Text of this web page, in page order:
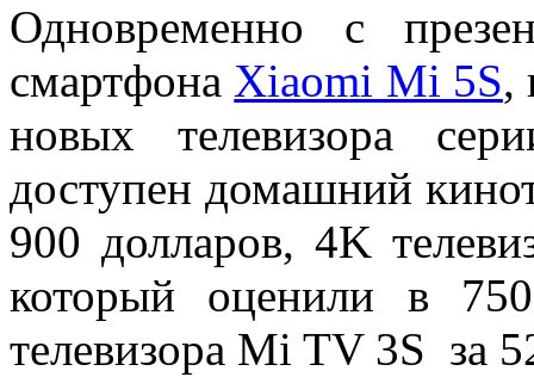
Одновременно с
смартфона Xiaomi Mi 5S,
новых телевизора
доступен домашний
900 долларов, 4K
который оценили в
телевизора Mi TV 3S за